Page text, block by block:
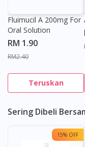
Fluimucil A 200mg For
Oral Solution
RM 1.90
RM2.40
Teruskan
Sering Dibeli
15% OFF